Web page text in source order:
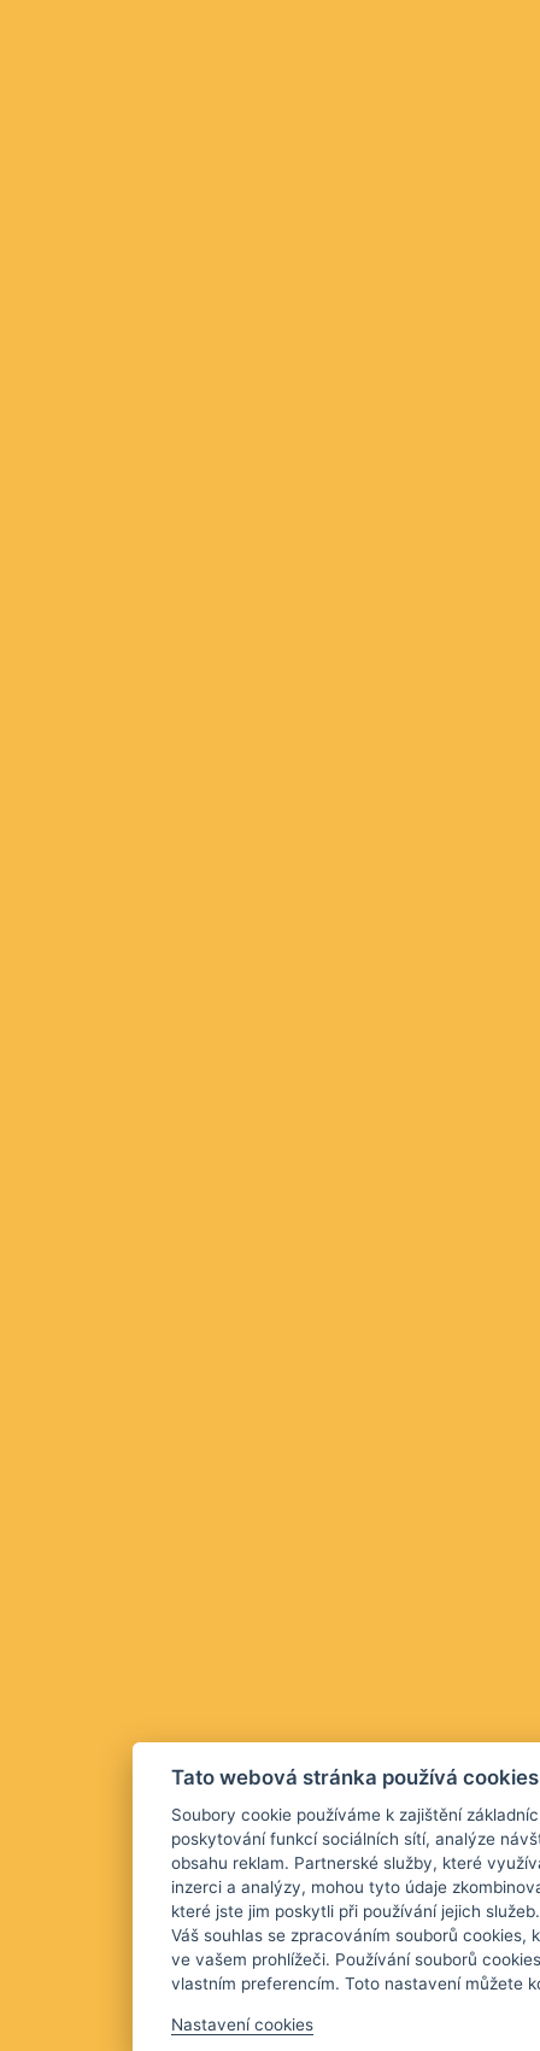
Tato webová stránka používá cookies
Soubory cookie používáme k zajištění
poskytování funkcí sociálních sítí, analýze
obsahu reklam. Partnerské služby, které
inzerci a analýzy, mohou tyto údaje
které jste jim poskytli při používání jejich
Váš souhlas se zpracováním souborů cookies,
ve vašem prohlížeči. Používání souborů
vlastním preferencím. Toto nastavení můžete
Nastavení cookies